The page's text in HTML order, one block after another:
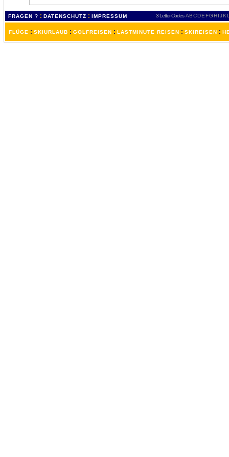
FRAGEN ? : DATENSCHUTZ : IMPRESSUM 3 Letter-Codes ABCDEFGH IJKL
FLÜGE : SKIURLAUB : GOLFREISEN : LASTMINUTE REISEN : SKIREISEN :